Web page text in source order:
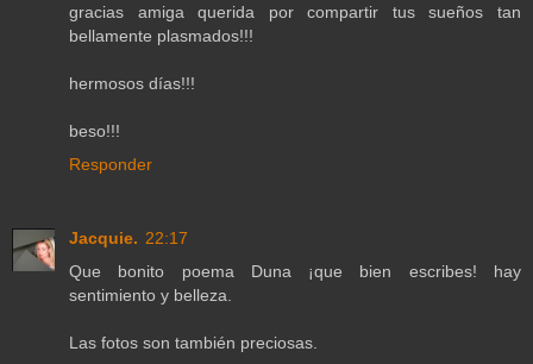
gracias amiga querida por compartir tus sueños tan
bellamente plasmados!!!
hermosos días!!!
beso!!!
Responder
Jacquie. 22:17
Que bonito poema Duna ¡que bien escribes! hay
sentimiento y belleza.
Las fotos son también preciosas.